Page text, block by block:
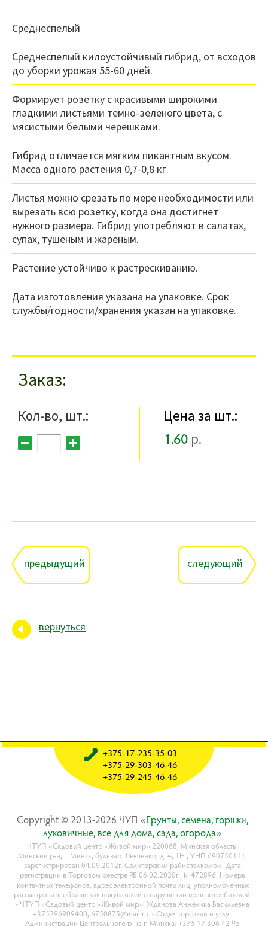
Среднеспелый
Среднеспелый килоустойчивый гибрид, от всходов
до уборки урожая 55-60 дней.
Формирует розетку с красивыми широкими
гладкими листьями темно-зеленого цвета, с
мясистыми белыми черешками.
Гибрид отличается мягким пикантным вкусом.
Масса одного растения 0,7-0,8 кг.
Листья можно срезать по мере необходимости или
вырезать всю розетку, когда она достигнет
нужного размера. Гибрид употребляют в салатах,
супах, тушеным и жареным.
Растение устойчиво к растрескиванию.
Дата изготовления указана на упаковке. Срок
службы/годности/хранения указан на упаковке.
Заказ
Кол-во, шт.:
Цена за шт.:
1.60 р.
предыдущий следующий
вернуться
Copyright © 2013-2026 ЧУП «Гpyнты, ceмeнa, гopшки,
лyкoвичныe, вce для дoмa, caдa, oгopoдa»
ЧТУП «Садовый центр «Живой мир» 220068, Минская область,
Минский р-н, г. Минск, бульвар Шевченко, д. 4, 1Н., УНП 690750111,
зарегистрирован 04.09.2012г. Солигорским райисполкомом. Дата
регистрации в Торговом реестре РБ 06.02.2020г., №472896. Номера
контактных телефонов, адрес электронной почты лиц, уполномоченных
рассматривать обращения покупателей о нарушении прав потребителей:
- ЧТУП «Садовый центр «Живой мир»: Жданова Анжелика Васильевна
+375296909400, 6750875@mail.ru. - Отдел торговли и услуг
Администрации Центрального р-на г. Минска: +375 17 306 42 95
+375-17-235-35-03
+375-29-303-46-46
+375-29-245-46-46